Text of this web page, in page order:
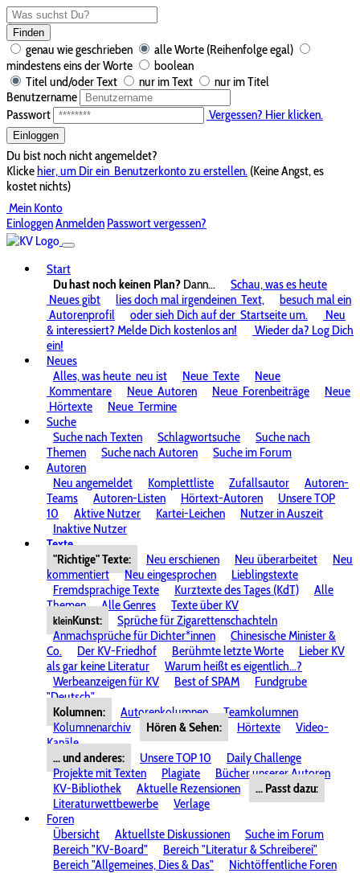
Finden
genau wie geschrieben
alle Worte (Reihenfolge egal)
mindestens eins der Worte
boolean
Titel und/oder Text
nur im Text
nur im Titel
Benutzername
Passwort
Vergessen? Hier klicken.
Einloggen
Du bist noch nicht angemeldet?
Klickehier, um Dir ein Benutzerkonto zu erstellen. (Keine Angst, es
kostet nichts)
Mein Konto
EinloggenAnmelden Passwort vergessen?
Start
Du hast noch keinen Plan? Dann...
Schau, was es heute
Neues gibt
lies doch mal irgendeinen Text,
besuch mal ein
Autorenprofil
oder sieh Dich auf der Startseite um.
Neu
& interessiert? Melde Dich kostenlos an!
Wieder da? Log Dich
ein!
Neues
Alles, was heute neu ist Neue Texte
Neue
Kommentare
Neue Autoren Neue Forenbeiträge
Neue
Hörtexte
Neue Termine
Suche
Suche nach Texten
Schlagwortsuche
Suche nach
Themen
Suche nach Autoren
Suche im Forum
Autoren
Neu angemeldet
Komplettliste Zufallsautor
Autoren-
Teams
Autoren-Listen Hörtext-Autoren
Unsere TOP
10
Aktive Nutzer Kartei-Leichen
Nutzer in Auszeit
Inaktive Nutzer
Texte
"Richtige" Texte:
Neu erschienen Neu überarbeitet
Neu
kommentiert
Neu eingesprochen
Lieblingstexte
Fremdsprachige Texte
Kurztexte des Tages (KdT)
Alle
Themen
Alle Genres Texte über KV
kleinKunst:
Sprüche für Zigarettenschachteln
Anmachsprüche für Dichter*innen
Chinesische Minister &
Co.
Der KV-Friedhof Berühmte letzte Worte
Lieber KV
als gar keine Literatur
Warum heißt es eigentlich...?
Werbeanzeigen für KV
Best of SPAM
Fundgrube
"Deutsch"
Kolumnen:
Autorenkolumnen
Teamkolumnen
Kolumnenarchiv
Hören & Sehen: Hörtexte
Video-
Kanäle
... und anderes:
Unsere TOP 10
Daily Challenge
Projekte mit Texten
Plagiate
Bücher unserer Autoren
KV-Bibliothek
Aktuelle Rezensionen
... Passt dazu:
Literaturwettbewerbe
Verlage
Foren
Übersicht
Aktuellste Diskussionen
Suche im Forum
Bereich "KV-Board"
Bereich "Literatur & Schreiberei"
Bereich "Allgemeines, Dies & Das"
Nichtöffentliche Foren